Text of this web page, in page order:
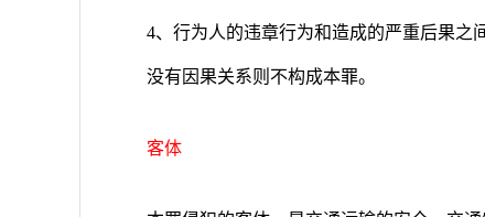
4、行为人的违章行为和造成的严重后果之
没有因果关系则不构成本罪。
客体